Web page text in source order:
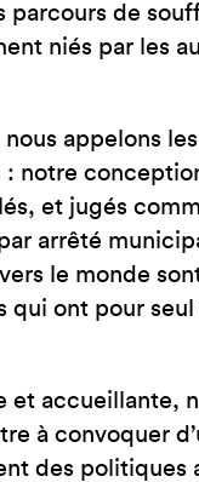
parcours de
niés par les
appelons
notre
et jugés
arrêté
le monde
ont pour seul
et accueillante,
à convoquer
des politiques